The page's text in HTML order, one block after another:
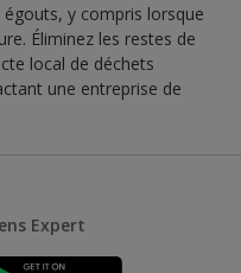
y compris lorsque
Éliminez les restes de
local de déchets
une entreprise de
Expert